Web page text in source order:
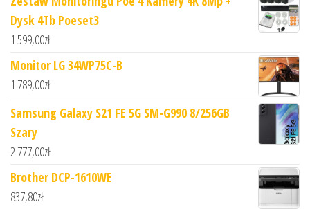
Dysk 4Tb Poeset3
1 599,00zł
Monitor LG 34WP75C-B
1 789,00zł
Samsung Galaxy S21 FE 5G SM-G990 8/256GB
Szary
2 777,00zł
Brother DCP-1610WE
837,80zł